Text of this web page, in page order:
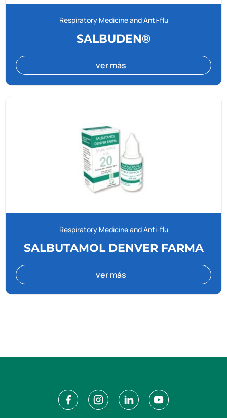
Respiratory Medicine and Anti-flu
SALBUDEN®
ver más
Respiratory Medicine and Anti-flu
SALBUTAMOL DENVER FARMA
ver más